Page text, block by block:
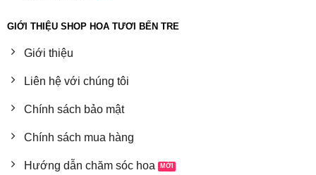
GIỚI THIỆU SHOP HOA TƯƠI BẾN TRE
Giới thiệu
Liên hệ với chúng tôi
Chính sách bảo mật
Chính sách mua hàng
Hướng dẫn chăm sóc hoa